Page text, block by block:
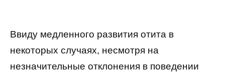
Ввиду медленного развития отита в
некоторых случаях, несмотря на
незначительные отклонения в поведении